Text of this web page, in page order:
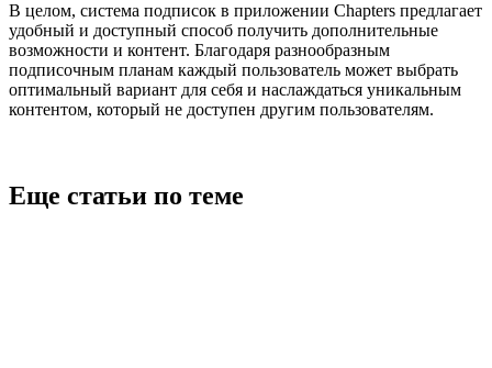
В целом, система подписок в приложении Chapters предлагает
удобный и доступный способ получить дополнительные
возможности и контент. Благодаря разнообразным
подписочным планам каждый пользователь может выбрать
оптимальный вариант для себя и наслаждаться уникальным
контентом, который не доступен другим пользователям.
Еще статьи по теме